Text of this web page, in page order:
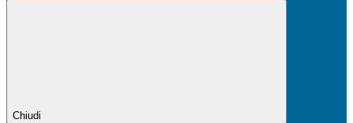
Chiudi